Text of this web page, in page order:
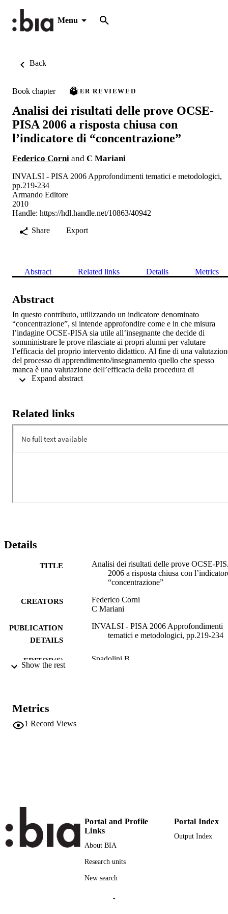
Menu
Back
Book chapter PEER REVIEWED
Analisi dei risultati delle prove OCSE-
PISA 2006 a risposta chiusa con
l’indicatore di “concentrazione”
Federico Corni and C Mariani
INVALSI - PISA 2006 Approfondimenti tematici e metodologici,
pp.219-234
Armando Editore
2010
Handle: https://hdl.handle.net/10863/40942
Share
Export
Abstract Related links Details Metrics
Abstract
In questo contributo, utilizzando un indicatore denominato
“concentrazione”, si intende approfondire come e in che misura
l’indagine OCSE-PISA sia utile all’insegnante che decide di
somministrare le prove rilasciate ai propri alunni per valutare
l’efficacia del proprio intervento didattico. Al fine di una
del processo di apprendimento/insegnamento quello che spesso
manca è una valutazione dell’efficacia della procedura di
insegnamento in funzione della progettazione degli interventi
Related links
Details
TITLE
Analisi dei risultati delle prove OCSE-
2006 a risposta chiusa con
“concentrazione”
CREATORS
Federico Corni
C Mariani
PUBLICATION
DETAILS
INVALSI - PISA 2006 Approfondimenti
tematici e metodologici, pp.219-234
EDITOR(S) Spadolini B
NUMBER OF
UNIT
LANGUAGE Italian
Book chapter
Show the rest
Metrics
1 Record Views
Portal and Profile
Links
About BIA
Research units
New search
Portal Index
Output Index
-